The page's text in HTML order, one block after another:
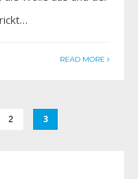
READ MORE
2 3